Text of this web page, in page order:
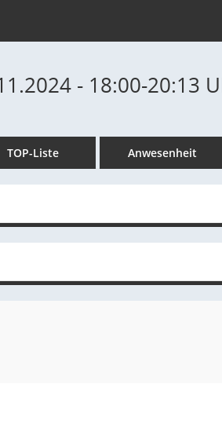
- 18:00-20:13
TOP-Liste Anwesenheit